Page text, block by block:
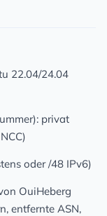
22.04/24.04
privat
oder /48 IPv6)
OuiHeberg
entfernte ASN,